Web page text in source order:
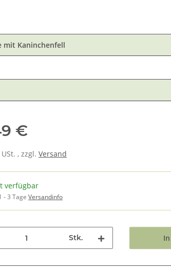
mit Kaninchenfell
€
, zzgl. Versand
verfügbar
- 3 Tage Versandinfo
Stk.